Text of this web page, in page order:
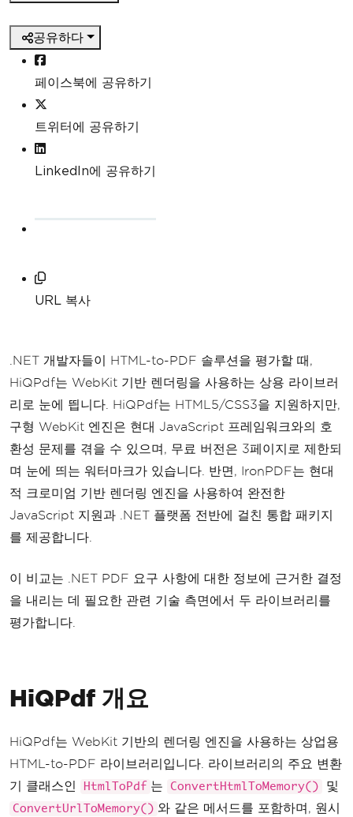
공유하다
페이스북에 공유하기
트위터에 공유하기
LinkedIn에 공유하기
URL 복사
.NET 개발자들이 HTML-to-PDF 솔루션을 평가할 때,
HiQPdf는 WebKit 기반 렌더링을 사용하는 상용 라이브러
리로 눈에 띕니다. HiQPdf는 HTML5/CSS3을 지원하지만,
구형 WebKit 엔진은 현대 JavaScript 프레임워크와의 호
환성 문제를 겪을 수 있으며, 무료 버전은 3페이지로 제한되
며 눈에 띄는 워터마크가 있습니다. 반면, IronPDF는 현대
적 크로미엄 기반 렌더링 엔진을 사용하여 완전한
JavaScript 지원과 .NET 플랫폼 전반에 걸친 통합 패키지
를 제공합니다.
이 비교는 .NET PDF 요구 사항에 대한 정보에 근거한 결정
을 내리는 데 필요한 관련 기술 측면에서 두 라이브러리를
평가합니다.
HiQPdf 개요
HiQPdf는 WebKit 기반의 렌더링 엔진을 사용하는 상업용
HTML-to-PDF 라이브러리입니다. 라이브러리의 주요 변환
기 클래스인
HtmlToPdf 는 ConvertHtmlToMemory() 및
ConvertUrlToMemory() 와 같은 메서드를 포함하며, 원시